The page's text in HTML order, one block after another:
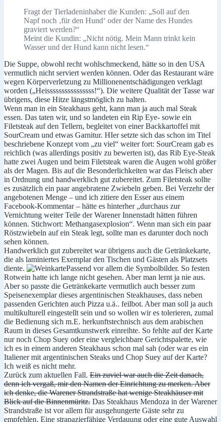
Fragt der Tierladeninhaber die Kunden: „Soll auf den
Napf noch ‚für den Hund‘ oder der Name des Hundes
graviert werden?“
Meint die Kundin: „Nicht nötig. Mein Mann trinkt kein
Wasser und der Hund kann nicht lesen.“
Die Suppe, obwohl recht wohlschmeckend, hätte so in den USA
vermutlich nicht serviert werden können. Oder das Restaurant wäre
wegen Körperverletzung zu Millionenentschädigungen verklagt
worden („Heissssssssssssssss!“). Die weitere Qualität der Tasse war
übrigens, diese Hitze längstmöglich zu halten.
Wenn man in ein Steakhaus geht, kann man ja auch mal Steak
essen. Das taten wir, und so landeten ein Rip Eye- sowie ein
Filetsteak auf den Tellern, begleitet von einer Backkartoffel mit
SourCream und etwas Garnitur. HIer setzte sich das schon im Titel
beschriebene Konzept vom „zu viel“ weiter fort: SourCream gab es
reichlich (was allerdings positiv zu bewerten ist), das Rib Eye-Steak
hatte zwei Augen und beim Filetsteak waren die Augen wohl größer
als der Magen. Bis auf die Besonderlichkeiten war das Fleisch aber
in Ordnung und handwerklich gut zubereitet. Zum Filetsteak sollte
es zusätzlich ein paar angebratene Zwiebeln geben. Bei Verzehr der
angebotenen Menge – und ich zitiere den Esser aus einem
Facebook-Kommentar – hätte es hinterher „durchaus zur
Vernichtung weiter Teile der Warener Innenstadt hätten führen
können. Stichwort: Methangasexplosion“. Wenn man sich ein paar
Röstzwiebeln auf ein Steak legt, sollte man es darunter doch noch
sehen können.
Handwerklich gut zubereitet war übrigens auch die Getränkekarte,
die als laminiertes Exemplar den Tischen und Gästen als Platzsets
diente.
Passend vor allem die Symbolbilder. So festen
Rotwein hatte ich lange nicht gesehen. Aber man lernt ja nie aus.
Aber so passte die Getränkekarte vermutlich auch besser zum
Speisenexemplar dieses argentinischen Steakhauses, dass neben
passenden Gerichten auch Pizza u.ä.. feilbot. Aber man soll ja auch
multikulturell eingestellt sein und so wollen wir es tolerieren, zumal
die Bedienung sich m.E. herkunftstechnisch aus dem arabischen
Raum in dieses Gesamtkunstwerk einreihte. So fehlte auf der Karte
nur noch Chop Suey oder eine vergleichbare Gerichtspalette, wie
ich es in einem anderen Steakhaus schon mal sah (oder war es ein
Italiener mit argentinischen Steaks und Chop Suey auf der Karte?
Ich weiß es nicht mehr.
Zurück zum aktuellen Fall. Ein zuviel war auch die Zeit danach,
denn ich vergaß, mir den Namen der Einrichtung zu merken. Aber
ich denke, die Warener Strandstraße hat wenige Steakhäuser mit
Blick auf die Binnenmüritz. Das Steakhaus Mendoza in der Warener
Strandstraße ist vor allem für ausgehungerte Gäste sehr zu
empfehlen. Eine strapazierfähige Verdauung oder eine gute Auswahl